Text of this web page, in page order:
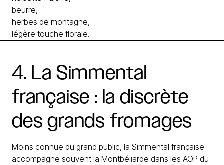
beurre,
herbes de montagne,
légère touche florale.
4. La Simmental
française : la discrète
des grands fromages
Moins connue du grand public, la Simmental française
accompagne souvent la Montbéliarde dans les AOP du